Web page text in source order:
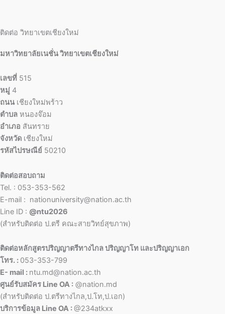
ติดต่อ วิทยาเขตเชียงใหม่
มหาวิทยาลัยเนชั่น วิทยาเขตเชียงใหม่
เลขที่ 515
หมู่ 4
ถนน เชียงใหม่พร้าว
ตำบล หนองจ๊อม
อำเภอ สันทราย
จังหวัด เชียงใหม่
รหัสไปรษณีย์ 50210
ติดต่อสอบถาม
Tel. : 053-353-562
E-mail : nationuniversity@nation.ac.th
Line ID : @ntu2026
(สำหรับติดต่อ ป.ตรี คณะสายวิทย์สุขภาพ)
ติดต่อหลักสูตรปริญญาตรีทางไกล ปริญญาโท และปริญญาเอก
โทร. : 053-353-799
E- mail : ntu.md@nation.ac.th
ศูนย์รับสมัคร Line OA : @nation.md
(สำหรับติดต่อ ป.ตรีทางไกล,ป.โท,ป.เอก)
บริการข้อมูล Line OA :@234atkxx